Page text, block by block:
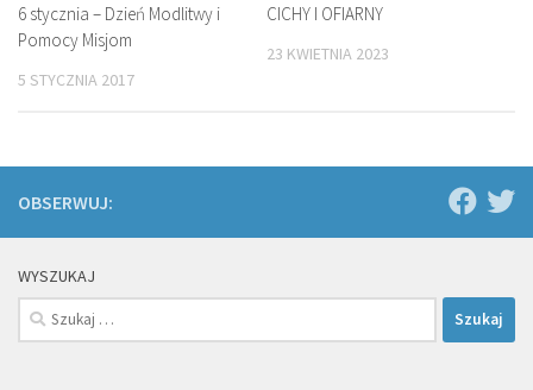
6 stycznia – Dzień Modlitwy i
Pomocy Misjom
5 STYCZNIA 2017
CICHY I OFIARNY
23 KWIETNIA 2023
OBSERWUJ:
WYSZUKAJ
Szukaj: